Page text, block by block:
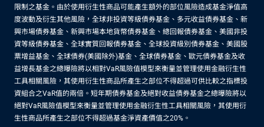
限制之基金。由於使用衍生性商品可能產生額外的部位風險造成基金淨值高
度波動及衍生其他風險，全球非投資等級債券基金、多元收益債券基金、新
興市場債券基金、新興市場本地貨幣債券基金、總回報債券基金、美國非投
資等級債券基金、全球實質回報債券基金、全球投資級別債券基金、美國股
票增益基金、全球債券(美國除外)基金、全球債券基金、歐元債券基金及收
益增長基金之總曝險將以相對VaR風險值模型來衡量並管理使用金融衍生性
工具相關風險，其使用衍生性商品所產生之部位不得超過可供比較之指標投
資組合之VaR值的兩倍。短年期債券基金及絕對收益債券基金之總曝險將以
絕對VaR風險值模型來衡量並管理使用金融衍生性工具相關風險，其使用衍
生性商品所產生之部位不得超過基金淨資產價值之20%。